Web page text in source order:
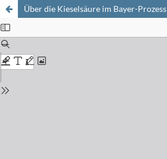
Über die Kieselsäure im Bayer-Prozess